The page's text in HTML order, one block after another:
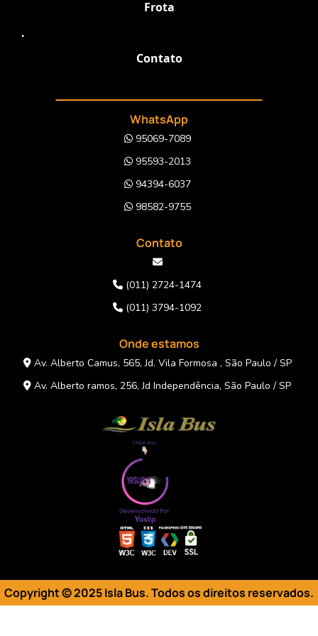
Frota
.
Contato
WhatsApp
95069-7089
95593-2013
94394-6037
98582-9755
Contato
(011) 2724-1474
(011) 3794-1092
Onde estamos
Av. Alberto Camus, 565, Jd. Vila Formosa , São Paulo / SP
Av. Alberto ramos, 256, Jd Independência, São Paulo / SP
Copyright © 2025 Isla Bus. Todos os direitos reservados.